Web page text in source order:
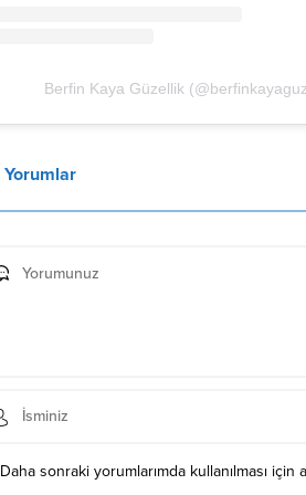
Berfin Kaya Güzellik
Yorumlar
Daha sonraki yorumlarımda kullanılması